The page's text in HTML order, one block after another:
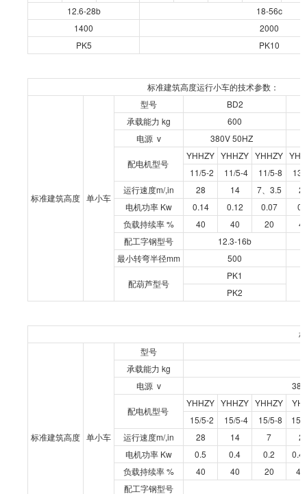
12.6-28b
18-56c
1400
2000
PK5
PK10
标准建筑高度运行小车的技术参数：
标准建筑高度 单小车
型号
BD2
承载能力 kg
600
电源 v
380V 50HZ
配电机型号
YHHZY YHHZY YHHZY
11/5-2
11/5-4 11/5-8
13/
运行速度m/,in
28 14 7、3.5
电机功率 Kw
0.14 0.12 0.07
负载持续率 %
40 40 20
配工字钢型号
12.3-16b
最小转弯半径mm
500
配葫芦型号
PK1
PK2
标准建筑高度 单小车
型号
承载能力 kg
电源 v
配电机型号
YHHZY YHHZY YHHZY
15/5-2
15/5-4 15/5-8
15/
运行速度m/,in
28 14 7
电机功率 Kw
0.5 0.4 0.2
负载持续率 %
40 40 20
配工字钢型号